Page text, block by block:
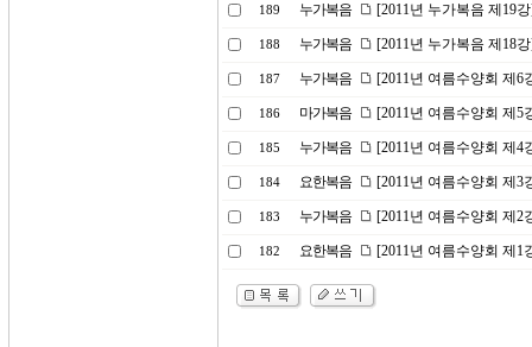
189 누가복음 [2011년 누가복음 제19
188 누가복음 [2011년 누가복음 제18
187 누가복음 [2011년 여름수양회 제
186 마가복음 [2011년 여름수양회 제
185 누가복음 [2011년 여름수양회 제
184 요한복음 [2011년 여름수양회 제
183 누가복음 [2011년 여름수양회 제
182 요한복음 [2011년 여름수양회 제